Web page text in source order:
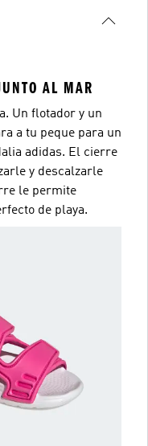
AL MAR
Un flotador y un
a tu peque para un
adidas. El cierre
y descalzarle
le permite
de playa.